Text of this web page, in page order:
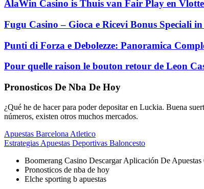
AlaWin Casino is Thuis van Fair Play en
Fugu Casino – Gioca e Ricevi Bonus Speciali
Punti di Forza e Debolezze: Panoramica
Pour quelle raison le bouton retour de Leon
Pronosticos De Nba De Hoy
¿Qué he de hacer para poder depositar en Luckia. Buena
números, existen otros muchos mercados.
Apuestas Barcelona Atletico
Estrategias Apuestas Deportivas Baloncesto
Boomerang Casino Descargar Aplicación De
Pronosticos de nba de hoy
Elche sporting b apuestas